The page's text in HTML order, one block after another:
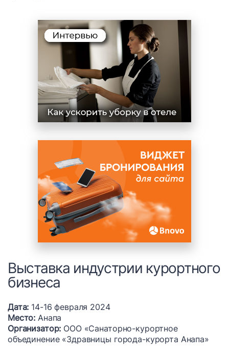
Выставка индустрии курортного
бизнеса
Дата: 14-16 февраля 2024
Место: Анапа
Организатор: ООО «Санаторно-курортное
объединение «Здравницы города-курорта Анапа»